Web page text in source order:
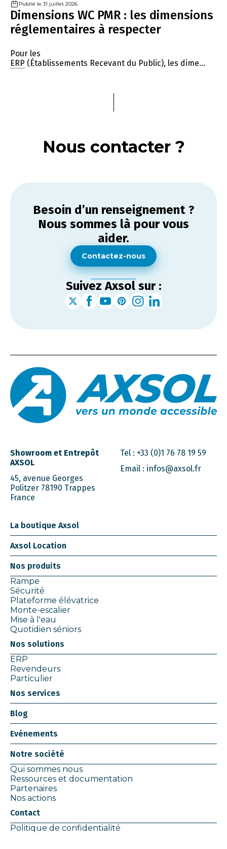
Publié le 31 juillet 2026
Dimensions WC PMR : les dimensions
réglementaires à respecter
Pour les
ERP (Établissements Recevant du Public), les dime...
Nous contacter ?
Besoin d’un renseignement ?
Nous sommes là pour vous
aider.
Contactez-nous
Suivez Axsol sur :
Showroom et Entrepôt
AXSOL
45, avenue Georges
Politzer 78190 Trappes
France
Tel : +33 (0)1 76 78 19 59
Email : infos@axsol.fr
La boutique Axsol
Axsol Location
Nos produits
Rampe
Sécurité
Plateforme élévatrice
Monte-escalier
Mise à l'eau
Quotidien séniors
Nos solutions
ERP
Revendeurs
Particulier
Nos services
Blog
Evénements
Notre société
Qui sommes nous
Ressources et documentation
Partenaires
Nos actions
Contact
Politique de confidentialité